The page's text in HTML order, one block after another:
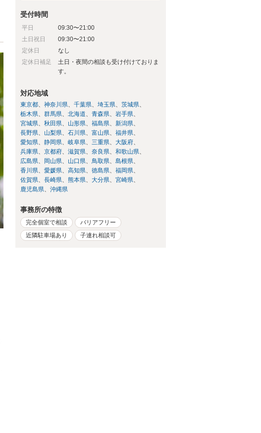
受付時間
平日
09:30〜21:00
土日祝日
09:30〜21:00
定休日
なし
定休日補足
土日・夜間の相談も受け付けておりま
す。
対応地域
東京都 神奈川県 千葉県 埼玉県
茨城県
栃木県
群馬県 北海道 青森県
岩手県
宮城県
秋田県 山形県 福島県
新潟県
長野県
山梨県 石川県 富山県
福井県
愛知県
静岡県 岐阜県 三重県
大阪府
兵庫県
京都府 滋賀県 奈良県
和歌山県
広島県
岡山県 山口県 鳥取県
島根県
香川県
愛媛県 高知県 徳島県
福岡県
佐賀県
長崎県 熊本県 大分県
宮崎県
鹿児島県
沖縄県
事務所の特徴
完全個室で相談
バリアフリー
近隣駐車場あり
子連れ相談可